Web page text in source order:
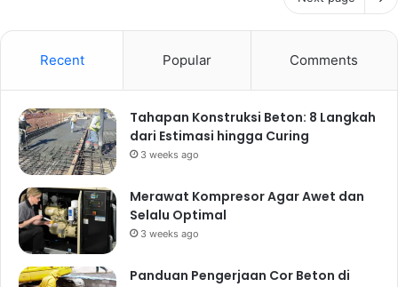
Recent Popular Comments
Tahapan Konstruksi Beton: 8 Langkah
dari Estimasi hingga Curing
3 weeks ago
Merawat Kompresor Agar Awet dan
Selalu Optimal
3 weeks ago
Panduan Pengerjaan Cor Beton di